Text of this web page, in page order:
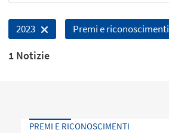
2023 Premi e riconoscimenti
1 Notizie
PREMI E RICONOSCIMENTI